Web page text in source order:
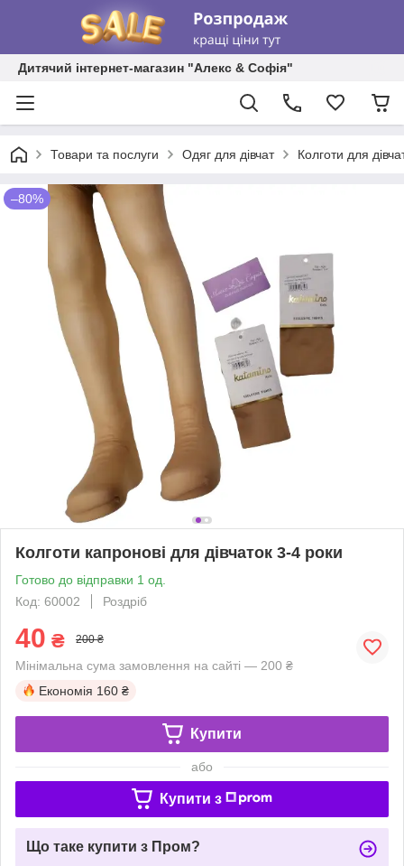
Дитячий інтернет-магазин "Алекс & Софія"
Товари та послуги Одяг для дівчат Колготи для
–80%
Колготи капронові для дівчаток 3-4 роки
Готово до відправки 1 од.
Код: 60002
Роздріб
40 ₴ 200 ₴
Мінімальна сума замовлення на сайті — 200 ₴
Економія 160 ₴
Купити
або
Купити з
Що таке купити з Пром?